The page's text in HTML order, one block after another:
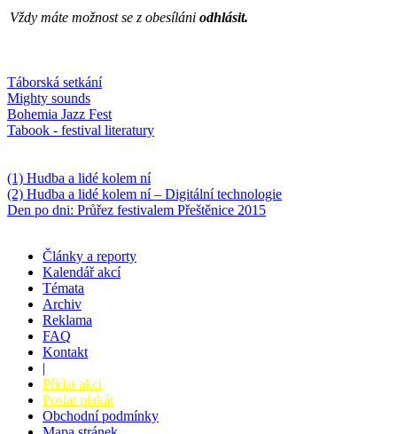
Vždy máte možnost se z obesíláni odhlásit.
Táborská setkání
Mighty sounds
Bohemia Jazz Fest
Tabook - festival literatury
(1) Hudba a lidé kolem ní
(2) Hudba a lidé kolem ní – Digitální technologie
Den po dni: Průřez festivalem Přeštěnice 2015
Články a reporty
Kalendář akcí
Témata
Archiv
Reklama
FAQ
Kontakt
|
Přidat akci
Poslat plakát
Obchodní podmínky